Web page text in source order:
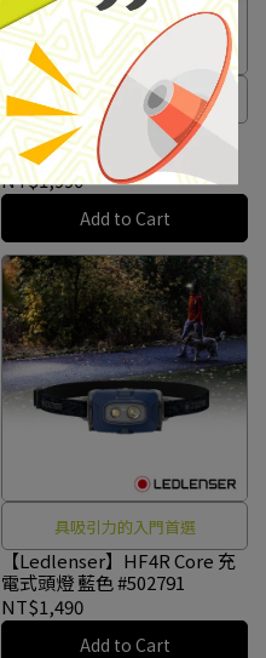
入門旗艦款
【Ledlenser】HF4R
Signature 充電式專業頭燈 黑
色 #502795
NT$1,990
Add to Cart
具吸引力的入門首選
【Ledlenser】HF4R Core 充
電式頭燈 藍色 #502791
NT$1,490
Add to Cart